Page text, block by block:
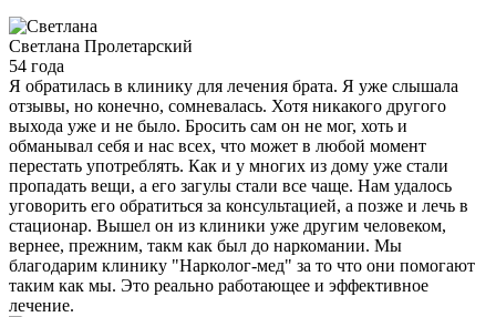
Светлана Пролетарский
54 года
Я обратилась в клинику для лечения брата. Я уже слышала
отзывы, но конечно, сомневалась. Хотя никакого другого
выхода уже и не было. Бросить сам он не мог, хоть и
обманывал себя и нас всех, что может в любой момент
перестать употреблять. Как и у многих из дому уже стали
пропадать вещи, а его загулы стали все чаще. Нам удалось
уговорить его обратиться за консультацией, а позже и лечь в
стационар. Вышел он из клиники уже другим человеком,
вернее, прежним, такм как был до наркомании. Мы
благодарим клинику "Нарколог-мед" за то что они помогают
таким как мы. Это реально работающее и эффективное
лечение.